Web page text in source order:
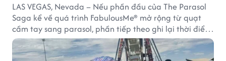
LAS VEGAS, Nevada – Nếu phần đầu của The Parasol
Saga kể về quá trình FabulousMe® mở rộng từ quạt
cầm tay sang parasol, phần tiếp theo ghi lại thời điểm
sản phẩm được thị trường đón nhận và dần vượt khỏi
công năng che nắng thông thường.